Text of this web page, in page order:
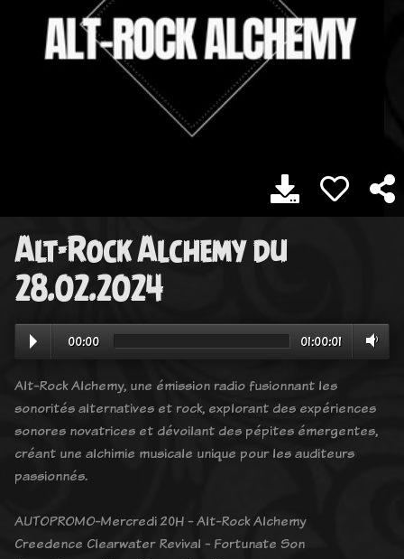
Alt-Rock Alchemy du
28.02.2024
00:00 01:00:01
Alt-Rock Alchemy, une émission radio fusionnant les
sonorités alternatives et rock, explorant des expériences
sonores novatrices et dévoilant des pépites émergentes,
créant une alchimie musicale unique pour les auditeurs
passionnés.
AUTOPROMO-Mercredi 20H - Alt-Rock Alchemy
Creedence Clearwater Revival - Fortunate Son